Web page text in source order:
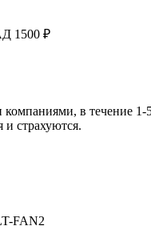
1500 ₽
в течение 1-
и страхуются.
FAN2